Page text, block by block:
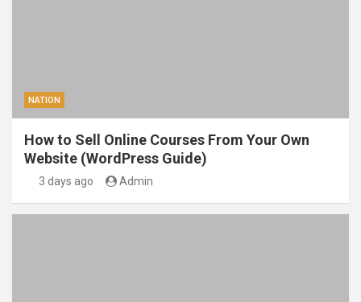
NATION
How to Sell Online Courses From Your Own
Website (WordPress Guide)
3 days ago Admin